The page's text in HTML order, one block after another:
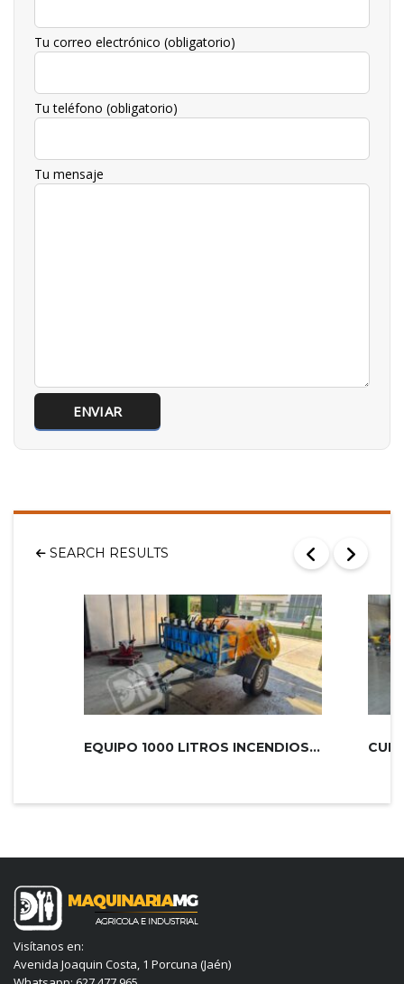
Tu correo electrónico (obligatorio)
Tu teléfono (obligatorio)
Tu mensaje
SEARCH RESULTS
EQUIPO 1000 LITROS INCENDIOS PLUS 2...
Visítanos en:
Avenida Joaquin Costa, 1 Porcuna (Jaén)